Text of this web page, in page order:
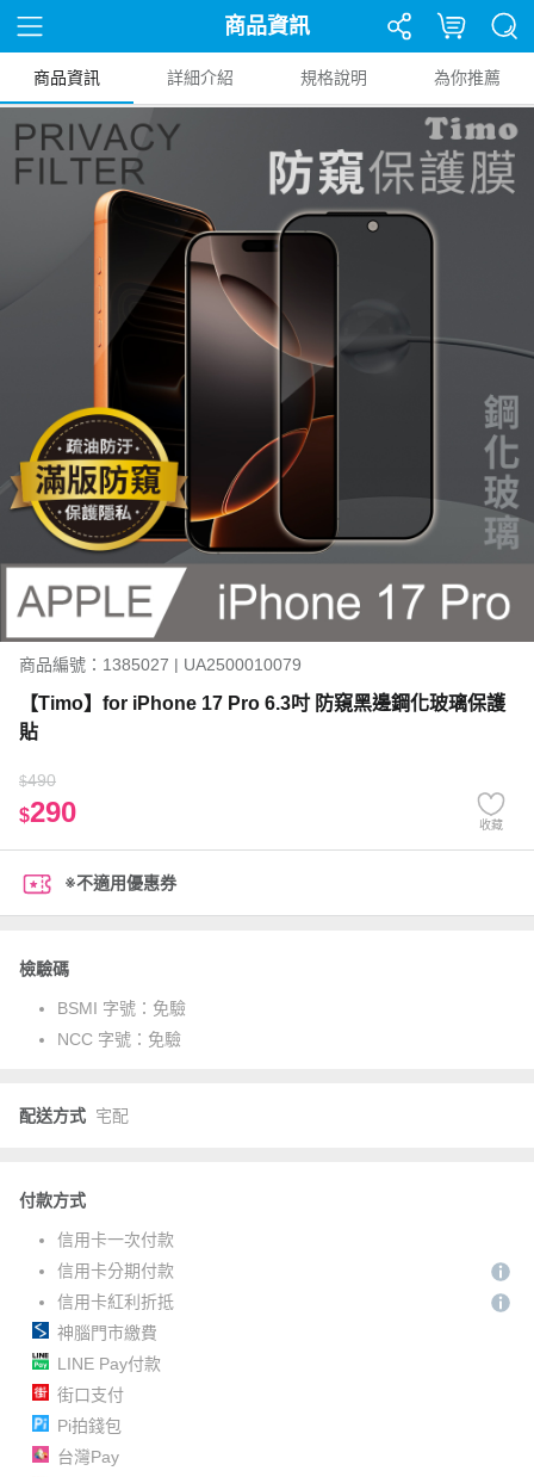
商品資訊
商品資訊 詳細介紹 規格說明 為你推薦
商品編號：1385027 | UA2500010079
【Timo】for iPhone 17 Pro 6.3吋 防窺黑邊鋼化玻璃保護
貼
$490
$290 收藏
※不適用優惠券
檢驗碼
BSMI 字號： 免驗
NCC 字號： 免驗
配送方式 宅配
付款方式
信用卡一次付款
信用卡分期付款
信用卡紅利折抵
神腦門市繳費
LINE Pay付款
街口支付
Pi拍錢包
台灣Pay